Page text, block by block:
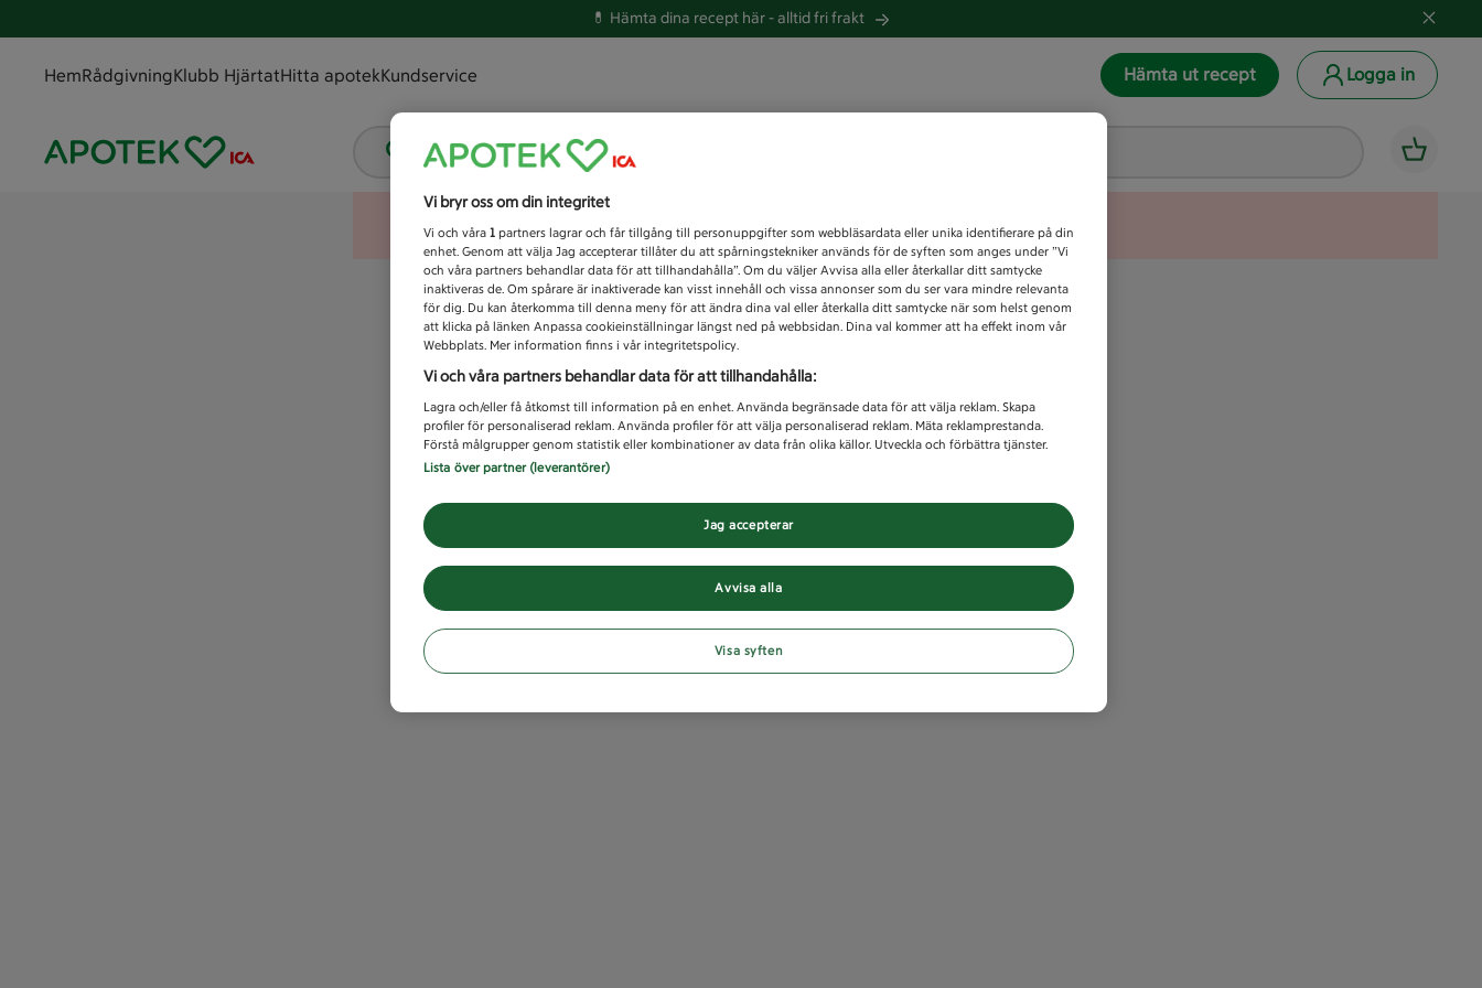
💊 Hämta dina recept här -alltid fri frakt
HemRådgivningKlubb HjärtatHitta apotekKundservice Hämta ut recept Logga in
Vad letar du efter idag?
Unknown error
Vi bryr oss om din integritet
Vi och våra 1 partners lagrar och får tillgång till personuppgifter som webbläsardata eller unika identifierare på din
enhet. Genom att välja Jag accepterar tillåter du att spårningstekniker används för de syften som anges under ”Vi
och våra partners behandlar data för att tillhandahålla”. Om du väljer Avvisa alla eller återkallar ditt samtycke
inaktiveras de. Om spårare är inaktiverade kan visst innehåll och vissa annonser som du ser vara mindre relevanta
för dig. Du kan återkomma till denna meny för att ändra dina val eller återkalla ditt samtycke när som helst genom
att klicka på länken Anpassa cookieinställningar längst ned på webbsidan. Dina val kommer att ha effekt inom vår
Webbplats. Mer information finns i vår integritetspolicy.
Vi och våra partners behandlar data för att tillhandahålla:
Lagra och/eller få åtkomst till information på en enhet. Använda begränsade data för att välja reklam. Skapa
profiler för personaliserad reklam. Använda profiler för att välja personaliserad reklam. Mäta reklamprestanda.
Förstå målgrupper genom statistik eller kombinationer av data från olika källor. Utveckla och förbättra tjänster.
Lista över partner (leverantörer)
Avvisa alla
Jag accepterar
Visa syften